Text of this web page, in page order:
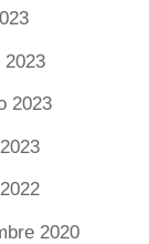
2023
2023
2020